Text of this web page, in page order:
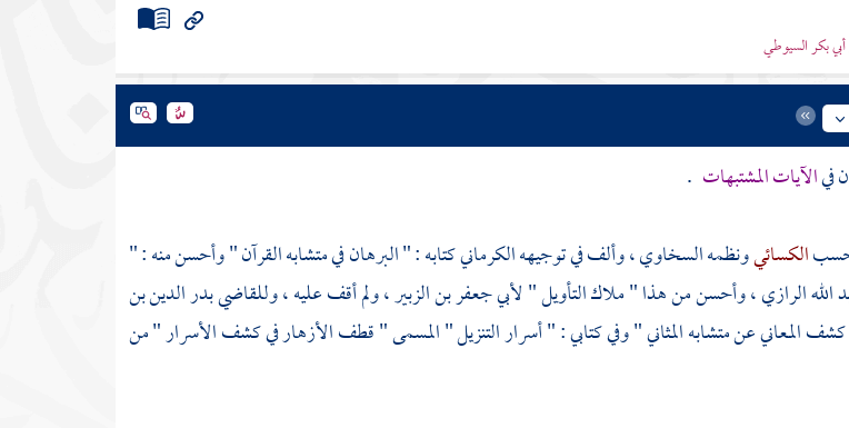
بكر السيوطي
فيالآيات المشتبهات .
الكسائيونظمهالسخاوي ،وألف في توجيههالكرمانيكتابه : " البرهان في متشابه القرآن " وأحسن منه : "
الله الرازي ،وأحسن من هذا " ملاك التأويل "لأبي جعفر بن الزبير ،ولم أقف عليه ،وللقاضي بدر الدين بن
المعاني عن متشابه المثاني " وفي كتابي : " أسرار التنزيل " المسمى " قطف الأزهار في كشف الأسرار " من